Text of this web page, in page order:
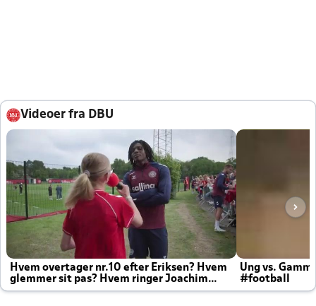
Videoer fra DBU
Hvem overtager nr.10 efter Eriksen? Hvem
glemmer sit pas? Hvem ringer Joachim
altid til efter kampe?
Ung vs.
#football